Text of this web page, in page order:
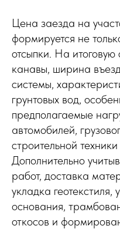
Цена заезда на
формируется не
отсыпки. На
канавы, ширина
системы,
грунтовых вод,
предполагаемые
автомобилей,
строительной
Дополнительно
работ, доставка
укладка
основания,
откосов и